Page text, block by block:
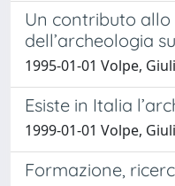
Un contributo allo
dell’archeologia
1995-01-01 Volpe,
Esiste in Italia
1999-01-01 Volpe,
Formazione,